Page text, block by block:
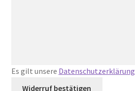
Es gilt unsere Datenschutzerklärung
Widerruf bestätigen